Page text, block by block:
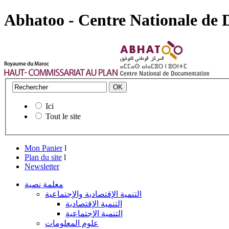
Abhatoo - Centre Nationale de
Ici
Tout le site
Mon Panier l
Plan du site l
Newsletter
معلمة نصية
التنمية الإقتصادية والإجتماعية
التنمية الإقتصادية
التنمية الإجتماعية
علوم المعلومات